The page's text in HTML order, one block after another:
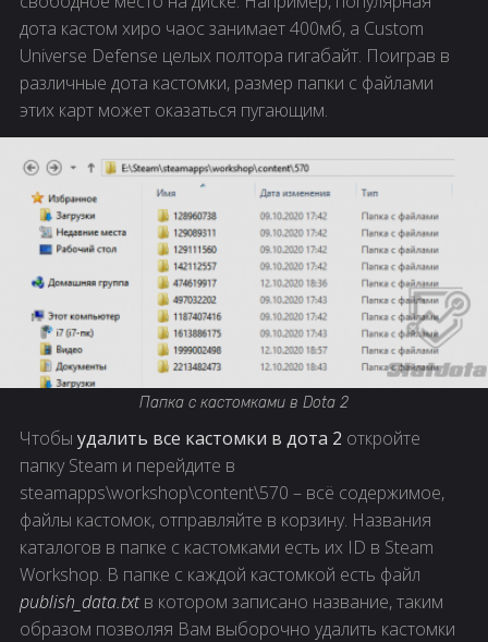
дота кастом хиро чаос занимает 400мб, а Custom
Universe Defense целых полтора гигабайт. Поиграв в
различные дота кастомки, размер папки с файлами
этих карт может оказаться пугающим.
Папка с кастомками в Dota 2
Чтобы удалить все кастомки в дота 2 откройте
папку Steam и перейдите в
steamapps\workshop\content\570 – всё содержимое,
файлы кастомок, отправляйте в корзину. Названия
каталогов в папке с кастомками есть их ID в Steam
Workshop. В папке с каждой кастомкой есть файл
publish_data.txtв котором записано название, таким
образом позволяя Вам выборочно удалить кастомки